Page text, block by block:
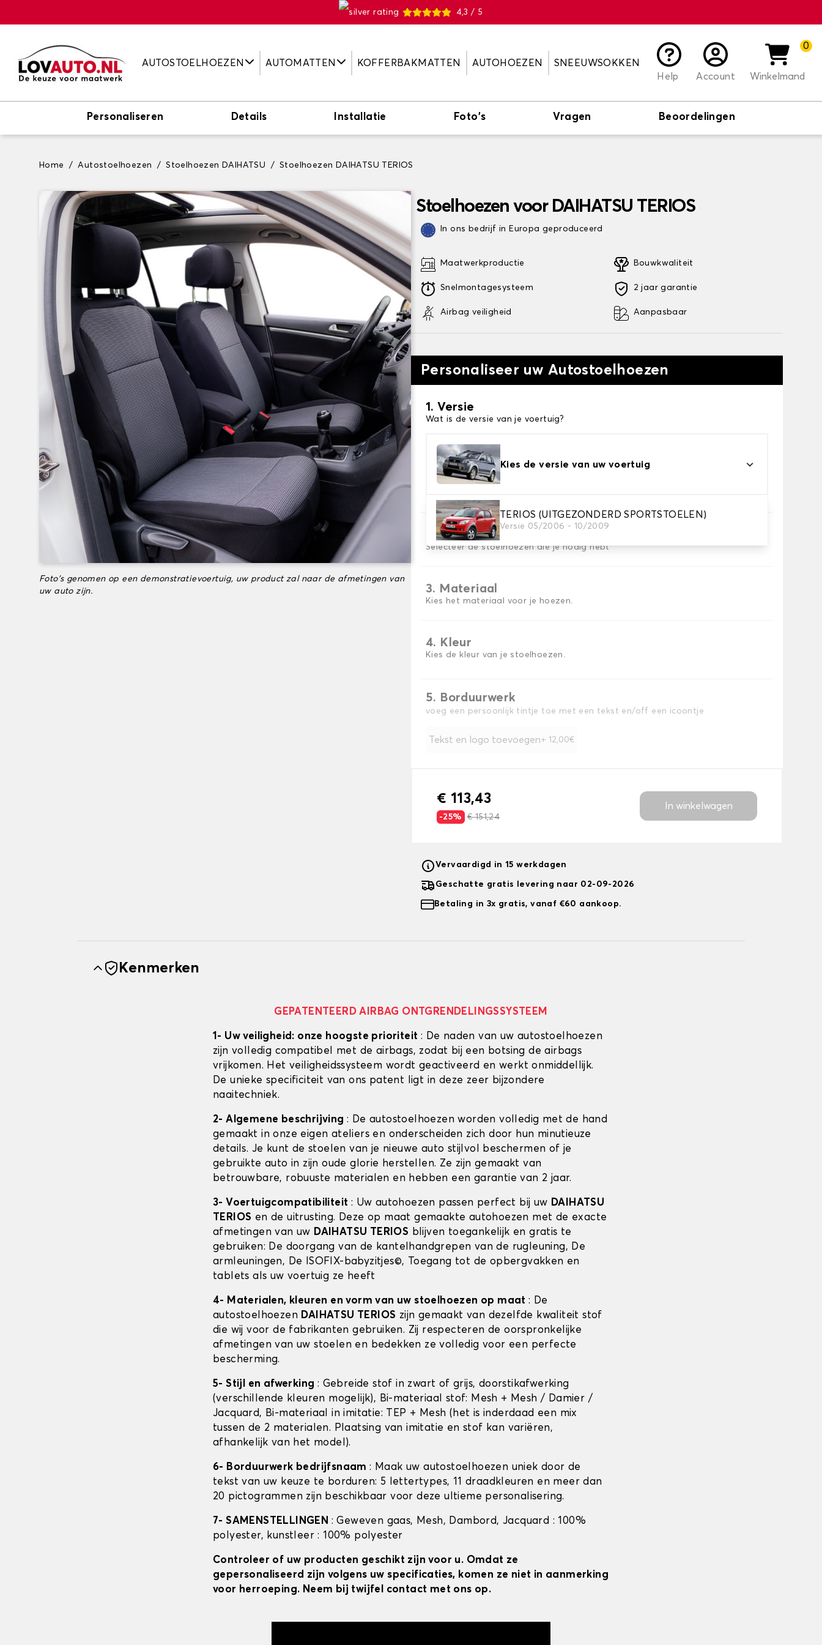
4,3 / 5
AUTOSTOELHOEZEN AUTOMATTEN KOFFERBAKMATTEN AUTOHOEZEN
SNEEUWSOKKEN
Help
Account
0
Winkelmand
Personaliseren Details Installatie Foto's Vragen Beoordelingen
Home Autostoelhoezen Stoelhoezen DAIHATSU Stoelhoezen DAIHATSU TERIOS
Foto's genomen op een demonstratievoertuig, uw product zal naar de afmetingen van
uw auto zijn.
Stoelhoezen voor DAIHATSU TERIOS
In ons bedrijf in Europa geproduceerd
Maatwerkproductie
Snelmontagesysteem
Airbag veiligheid
Bouwkwaliteit
2 jaar garantie
Aanpasbaar
Personaliseer uw Autostoelhoezen
1. Versie
Wat is de versie van je voertuig?
Kies de versie van uw voertuig
TERIOS (UITGEZONDERD SPORTSTOELEN)
Versie 05/2006 - 10/2009
2. Set hoezen
Selecteer de stoelhoezen die je nodig hebt
3. Materiaal
Kies het materiaal voor je hoezen.
4. Kleur
Kies de kleur van je stoelhoezen.
5. Borduurwerk
voeg een persoonlijk tintje toe met een tekst en/off een icoontje
Tekst en logo toevoegen + 12,00€
€ 113,43
-25% € 151,24
In winkelwagen
Vervaardigd in 15 werkdagen
Geschatte gratis levering naar 02-09-2026
Betaling in 3x gratis, vanaf €60 aankoop.
Kenmerken
GEPATENTEERD AIRBAG ONTGRENDELINGSSYSTEEM
1- Uw veiligheid: onze hoogste prioriteit : De naden van uw autostoelhoezen
zijn volledig compatibel met de airbags, zodat bij een botsing de airbags
vrijkomen. Het veiligheidssysteem wordt geactiveerd en werkt onmiddellijk.
De unieke specificiteit van ons patent ligt in deze zeer bijzondere
naaitechniek.
2- Algemene beschrijving : De autostoelhoezen worden volledig met de hand
gemaakt in onze eigen ateliers en onderscheiden zich door hun minutieuze
details. Je kunt de stoelen van je nieuwe auto stijlvol beschermen of je
gebruikte auto in zijn oude glorie herstellen. Ze zijn gemaakt van
betrouwbare, robuuste materialen en hebben een garantie van 2 jaar.
3- Voertuigcompatibiliteit : Uw autohoezen passen perfect bij uw DAIHATSU
TERIOS en de uitrusting. Deze op maat gemaakte autohoezen met de exacte
afmetingen van uw DAIHATSU TERIOS blijven toegankelijk en gratis te
gebruiken: De doorgang van de kantelhandgrepen van de rugleuning, De
armleuningen, De ISOFIX-babyzitjes©, Toegang tot de opbergvakken en
tablets als uw voertuig ze heeft
4- Materialen, kleuren en vorm van uw stoelhoezen op maat: De
autostoelhoezen DAIHATSU TERIOS zijn gemaakt van dezelfde kwaliteit stof
die wij voor de fabrikanten gebruiken. Zij respecteren de oorspronkelijke
afmetingen van uw stoelen en bedekken ze volledig voor een perfecte
bescherming.
5- Stijl en afwerking : Gebreide stof in zwart of grijs, doorstikafwerking
(verschillende kleuren mogelijk), Bi-materiaal stof: Mesh + Mesh / Damier /
Jacquard, Bi-materiaal in imitatie: TEP + Mesh (het is inderdaad een mix
tussen de 2 materialen. Plaatsing van imitatie en stof kan variëren,
afhankelijk van het model).
6- Borduurwerk bedrijfsnaam: Maak uw autostoelhoezen uniek door de
tekst van uw keuze te borduren: 5 lettertypes, 11 draadkleuren en meer dan
20 pictogrammen zijn beschikbaar voor deze ultieme personalisering.
7- SAMENSTELLINGEN : Geweven gaas, Mesh, Dambord, Jacquard : 100%
polyester, kunstleer : 100% polyester
Controleer of uw producten geschikt zijn voor u. Omdat ze
gepersonaliseerd zijn volgens uw specificaties, komen ze niet in aanmerking
voor herroeping. Neem bij twijfel contact met ons op.